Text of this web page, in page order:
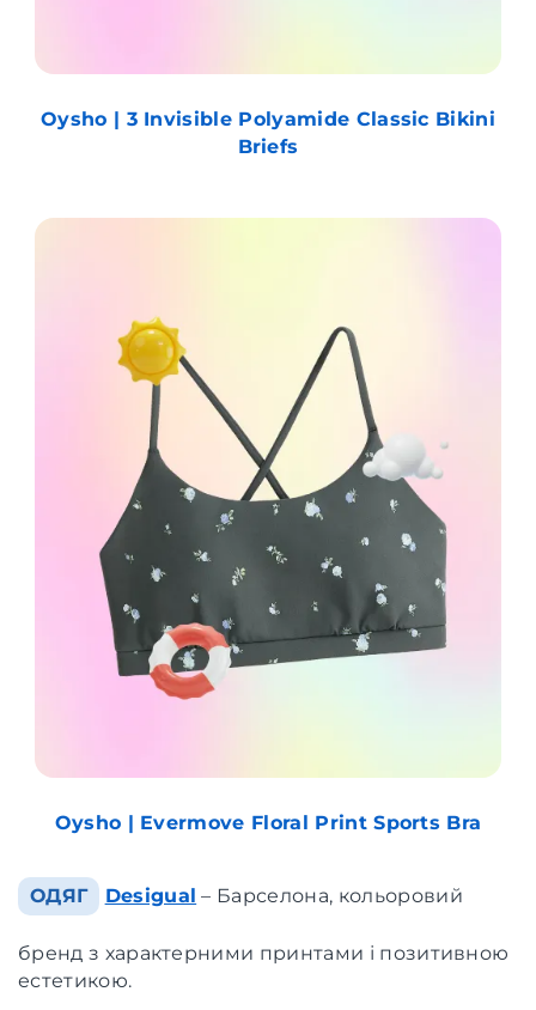
Oysho | 3 Invisible Polyamide Classic Bikini
Briefs
Oysho | Evermove Floral Print Sports Bra
ОДЯГ Desigual – Барселона, кольоровий
бренд з характерними принтами і позитивною
естетикою.